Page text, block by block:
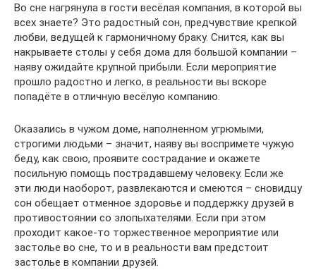
Во сне нагрянула в гости весёлая компания, в которой вы
всех знаете? Это радостный сон, предчувствие крепкой
любви, ведущей к гармоничному браку. Снится, как вы
накрываете столы у себя дома для большой компании –
наяву ожидайте крупной прибыли. Если мероприятие
прошло радостно и легко, в реальности вы вскоре
попадёте в отличную весёлую компанию.
Оказались в чужом доме, наполненном угрюмыми,
строгими людьми – значит, наяву вы воспримете чужую
беду, как свою, проявите сострадание и окажете
посильную помощь пострадавшему человеку. Если же
эти люди наоборот, развлекаются и смеются – сновидцу
сон обещает отменное здоровье и поддержку друзей в
противостоянии со злопыхателями. Если при этом
проходит какое-то торжественное мероприятие или
застолье во сне, то и в реальности вам предстоит
застолье в компании друзей.